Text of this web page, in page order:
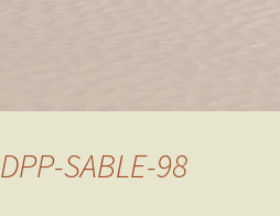
DPP-SABLE-98